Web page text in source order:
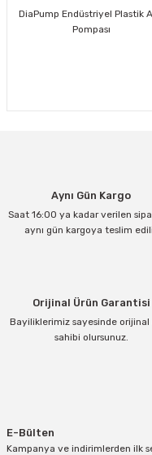
DiaPump Endüstriyel Plastik
Pompası
Aynı Gün Kargo
Saat 16:00 ya kadar verilen
aynı gün kargoya teslim
Orijinal Ürün Garantisi
Bayiliklerimiz sayesinde orijinal
sahibi olursunuz.
E-Bülten
Kampanya ve indirimlerden ilk